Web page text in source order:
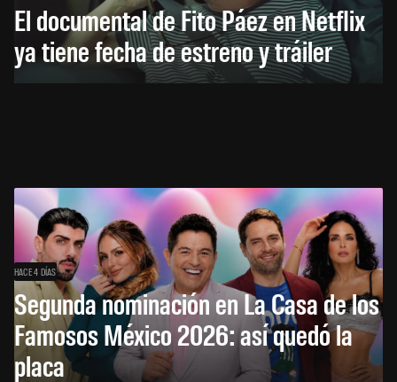
El documental de Fito Páez en Netflix
ya tiene fecha de estreno y tráiler
HACE 4 DÍAS
Segunda nominación en La Casa de los
Famosos México 2026: así quedó la
placa